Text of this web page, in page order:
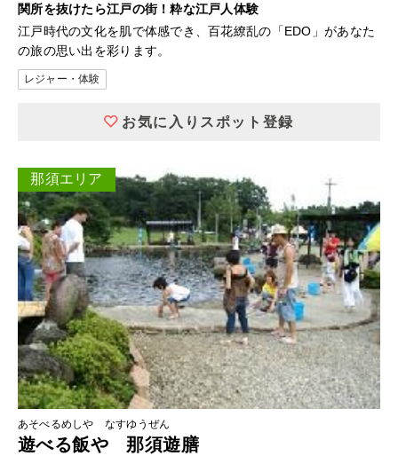
関所を抜けたら江戸の街！粋な江戸人体験
江戸時代の文化を肌で体感でき、百花繚乱の「EDO」があなた
の旅の思い出を彩ります。
レジャー・体験
お気に入りスポット登録
那須エリア
あそべるめしや なすゆうぜん
遊べる飯や 那須遊膳